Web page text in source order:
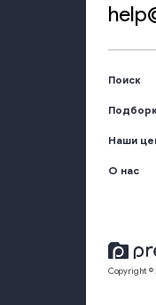
Поиск
Наши
О нас
Copyright ©